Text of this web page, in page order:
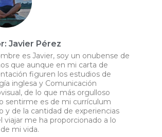
Javier Pérez
es Javier, soy un onubense de
que aunque en mi carta de
figuren los estudios de
inglesa y Comunicación
de lo que más orgulloso
sentirme es de mi currículum
y de la cantidad de experiencias
viajar me ha proporcionado a lo
mi vida.